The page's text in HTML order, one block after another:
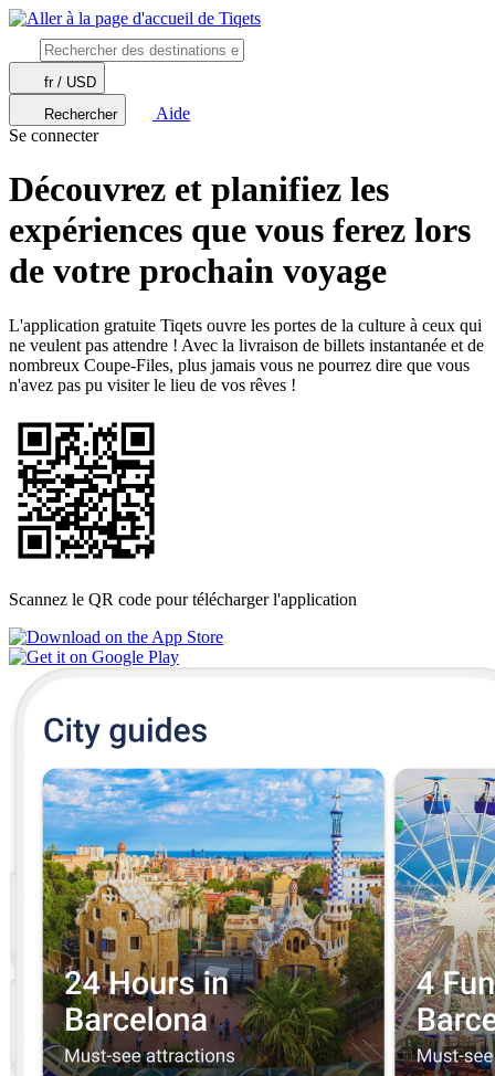
fr / USD
Rechercher
Aide
Se connecter
Découvrez et planifiez les
expériences que vous ferez lors
de votre prochain voyage
L'application gratuite Tiqets ouvre les portes de la culture à ceux qui
ne veulent pas attendre ! Avec la livraison de billets instantanée et de
nombreux Coupe-Files, plus jamais vous ne pourrez dire que vous
n'avez pas pu visiter le lieu de vos rêves !
Scannez le QR code pour télécharger l'application